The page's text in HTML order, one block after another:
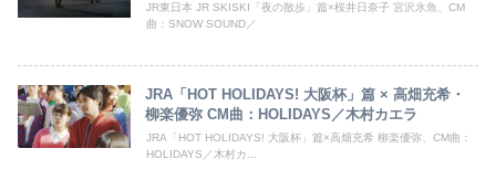
JR東日本 JR SKISKI「夜の散歩」篇×桜井日奈子 宮沢氷魚、CM
曲：SNOW SOUND／
JRA「HOT HOLIDAYS! 大阪杯」篇 × 高畑充希・
柳楽優弥 CM曲：HOLIDAYS／木村カエラ
JRA「HOT HOLIDAYS! 大阪杯」篇×高畑充希 柳楽優弥、CM曲：
HOLIDAYS／木村カ...